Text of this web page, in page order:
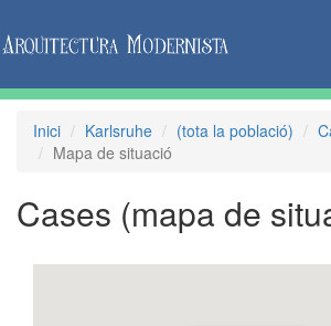
Inici Karlsruhe (tota la població)
Mapa de situació
Cases (mapa de